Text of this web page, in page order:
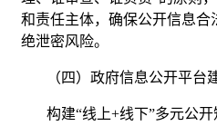
和责任主体，确保公开信息合
绝泄密风险。
（四）政府信息公开平台
构建“线上+线下”多元公开